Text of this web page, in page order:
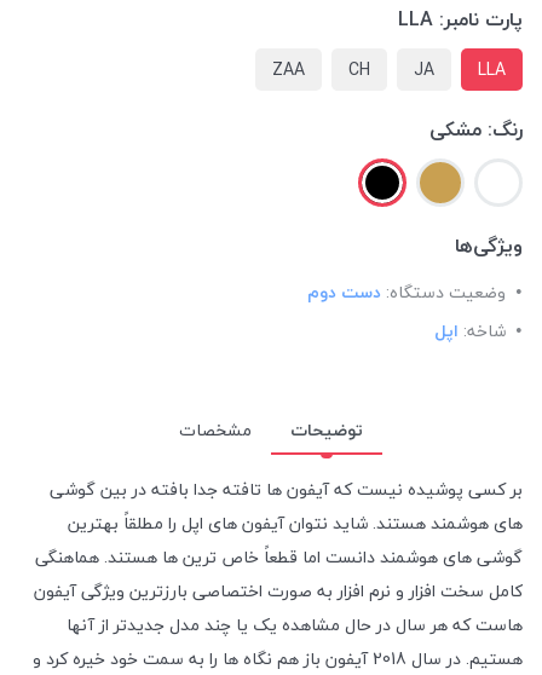
پارت نامبر: LLA
LLA
JA
CH
ZAA
رنگ: مشکی
ویژگی‌ها
وضعیت دستگاه: دست دوم
شاخه: اپل
توضیحات
مشخصات
بر کسی پوشیده نیست که آیفون ها تافته جدا بافته در بین گوشی
های هوشمند هستند. شاید نتوان آیفون های اپل را مطلقاً بهترین
گوشی های هوشمند دانست اما قطعاً خاص ترین ها هستند. هماهنگی
کامل سخت افزار و نرم افزار به صورت اختصاصی بارزترین ویژگی آیفون
هاست که هر سال در حال مشاهده یک یا چند مدل جدیدتر از آنها
هستیم. در سال 2018 آیفون باز هم نگاه ها را به سمت خود خیره کرد و